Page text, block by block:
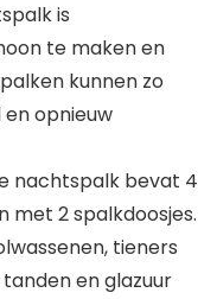
is
te maken en
kunnen zo
opnieuw
nachtspalk bevat 4
met 2 spalkdoosjes.
tieners
en glazuur